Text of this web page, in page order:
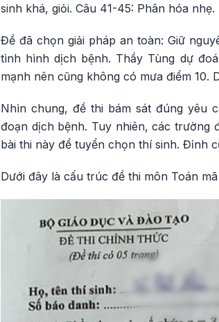
sinh khá, giỏi. Câu 41-45: Phân hóa
Đề đã chọn giải pháp an toàn: Giữ
tình hình dịch bệnh. Thầy Tùng dự
mạnh nên cũng không có mưa điểm 10.
Nhìn chung, đề thi bám sát đúng yêu
đoạn dịch bệnh. Tuy nhiên, các trường
bài thi này để tuyển chọn thí sinh. Đỉnh
Dưới đây là cấu trúc đề thi môn Toán mã